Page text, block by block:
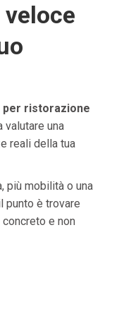
per ristorazione
valutare una
reali della tua
più mobilità o una
punto è trovare
e non